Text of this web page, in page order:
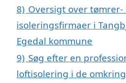
8) Oversigt over tømrer-
isoleringsfirmaer i
Egedal kommune
9) Søg efter en
loftisolering i de